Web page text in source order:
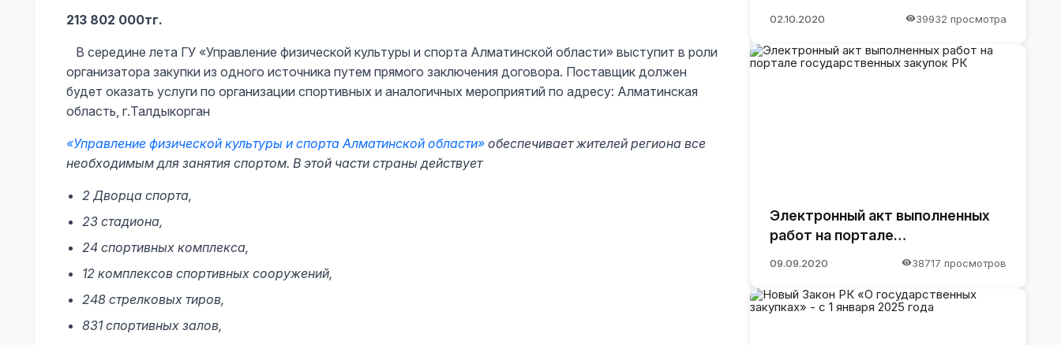
213 802 000тг.
В середине лета ГУ «Управление физической культуры и спорта Алматинской области» выступит в роли
организатора закупки из одного источника путем прямого заключения договора. Поставщик должен
будет оказать услуги по организации спортивных и аналогичных мероприятий по адресу: Алматинская
область, г.Талдыкорган
«Управление физической культуры и спорта Алматинской области» обеспечивает жителей региона все
необходимым для занятия спортом. В этой части страны действует
2 Дворца спорта,
23 стадиона,
24 спортивных комплекса,
12 комплексов спортивных сооружений,
248 стрелковых тиров,
831 спортивных залов,
02.10.2020 39932 просмотра
Электронный акт выполненных
работ на портале
09.09.2020 38717 просмотров